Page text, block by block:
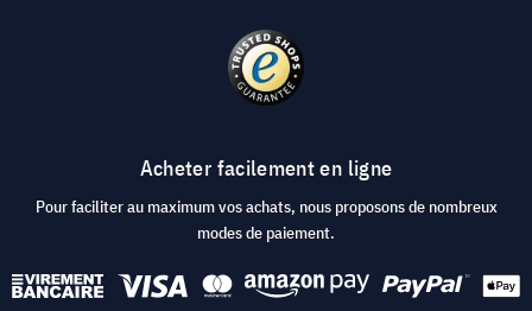
Acheter facilement en ligne
Pour faciliter au maximum vos achats, nous proposons de nombreux
modes de paiement.